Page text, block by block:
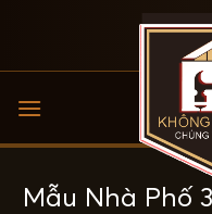
Mẫu Nhà Phố